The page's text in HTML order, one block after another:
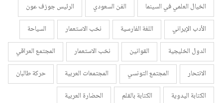
الخيال العلمي في السينما
الفن السعودي
الرئيس جوزف عون
الأدب الإيراني
اللغة الفارسية نخب الاستعمار
السياحة
الدول الخليجية
القوانين نخب الاستعمار
المجتمع العراقي
الانتحار
المجتمع التونسي المجتمعات العربية
حركة طالبان
الكتابة اليدوية
الكتابة بالقلم
الحضارة العربية